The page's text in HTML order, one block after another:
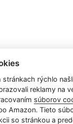
stránkach rýchlo
reklamy na
súborov
Amazon. Tieto
so stránkou a